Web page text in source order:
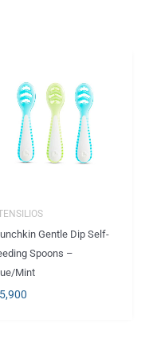
Gentle Dip Self-
Spoons –
Mint
5,900